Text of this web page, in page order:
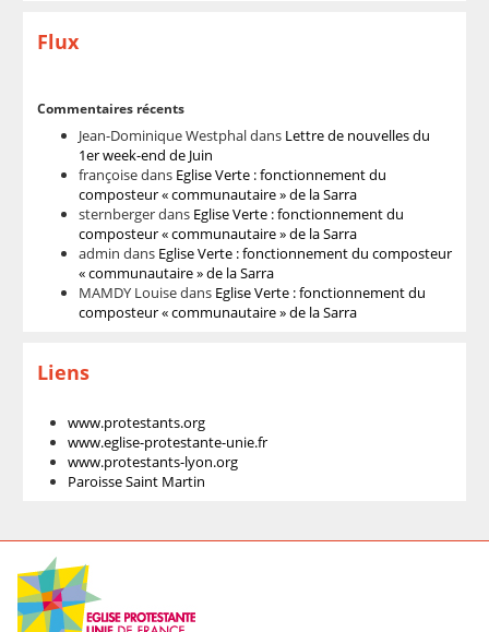
Flux
Commentaires récents
Jean-Dominique Westphaldans Lettre de nouvelles du
1er week-end de Juin
françoisedans Eglise Verte : fonctionnement du
composteur « communautaire » de la Sarra
sternbergerdans Eglise Verte : fonctionnement du
composteur « communautaire » de la Sarra
admin dans Eglise Verte : fonctionnement du composteur
« communautaire » de la Sarra
MAMDY Louisedans Eglise Verte : fonctionnement du
composteur « communautaire » de la Sarra
Liens
www.protestants.org
www.eglise-protestante-unie.fr
www.protestants-lyon.org
Paroisse Saint Martin